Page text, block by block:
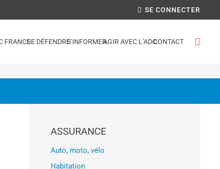
SE CONNECTER
FRANCESE DÉFENDRES’INFORMERAGIR AVEC L’ADCCONTACT
ASSURANCE
Auto, moto, vélo
Habitation